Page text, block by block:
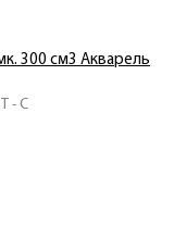
- С
300 см3 Акварель